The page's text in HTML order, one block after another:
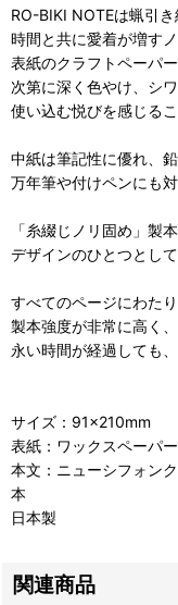
RO-BIKI NOTEは蝋引き
時間と共に愛着が増すノ
表紙のクラフトペーパ
次第に深く色やけ、シ
使い込む悦びを感じるこ
中紙は筆記性に優れ、
万年筆や付けペンにも対
「糸綴じノリ固め」製
デザインのひとつとし
すべてのページにわた
製本強度が非常に高く
永い時間が経過しても
サイズ：91×210mm
表紙：ワックスペーパー
本文：ニューシフォン
本
日本製
関連商品